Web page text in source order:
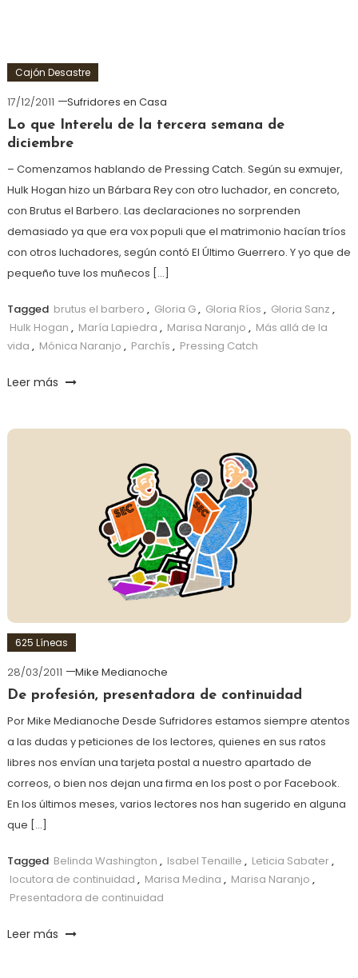
Cajón Desastre
17/12/2011
Sufridores en Casa
Lo que Interelu de la tercera semana de
diciembre
– Comenzamos hablando de Pressing Catch. Según su exmujer,
Hulk Hogan hizo un Bárbara Rey con otro luchador, en concreto,
con Brutus el Barbero. Las declaraciones no sorprenden
demasiado ya que era vox populi que el matrimonio hacían tríos
con otros luchadores, según contó El Último Guerrero. Y yo que de
pequeño tuve los muñecos […]
Tagged brutus el barbero , Gloria G, Gloria Ríos , Gloria Sanz ,
Hulk Hogan , María Lapiedra , Marisa Naranjo , Más allá de la
vida , Mónica Naranjo , Parchís , Pressing Catch
Leer más
625 Líneas
28/03/2011
Mike Medianoche
De profesión, presentadora de continuidad
Por Mike Medianoche Desde Sufridores estamos siempre atentos
a las dudas y peticiones de los lectores, quienes en sus ratos
libres nos envían una tarjeta postal a nuestro apartado de
correos, o bien nos dejan una firma en los post o por Facebook.
En los últimos meses, varios lectores nos han sugerido en alguna
que […]
Tagged Belinda Washington , Isabel Tenaille , Leticia Sabater,
locutora de continuidad , Marisa Medina , Marisa Naranjo ,
Presentadora de continuidad
Leer más